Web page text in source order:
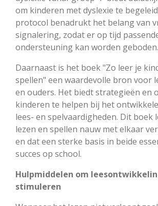
om kinderen met dyslexie te
protocol benadrukt het belang van
signalering, zodat er op tijd
ondersteuning kan worden geboden.
Daarnaast is het boek "Zo leer je
spellen" een waardevolle bron voor
en ouders. Het biedt strategieën en
kinderen te helpen bij het
lees- en spelvaardigheden. Dit boek
lezen en spellen nauw met elkaar
en dat een sterke basis in beide
succes op school.
Hulpmiddelen om
stimuleren